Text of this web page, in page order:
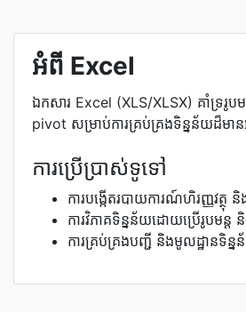
អំពី Excel
ឯកសារ Excel (XLS/XLSX) គាំទ្ររូបមន្
pivot សម្រាប់ការគ្រប់គ្រងទិន្នន័យដ៏មា
ការប្រើប្រាស់ទូទៅ
ការបង្កើតរបាយការណ៍ហិរញ្ញវត្ថុ និ
ការវិភាគទិន្នន័យដោយប្រើរូបមន្ត និ
ការគ្រប់គ្រងបញ្ជី និងមូលដ្ឋានទិន្ន